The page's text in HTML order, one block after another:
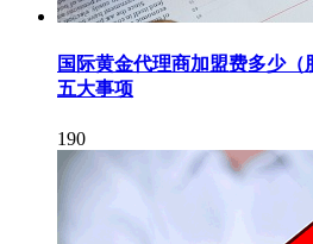
国际黄金代理商加盟费多少
五大事项
190